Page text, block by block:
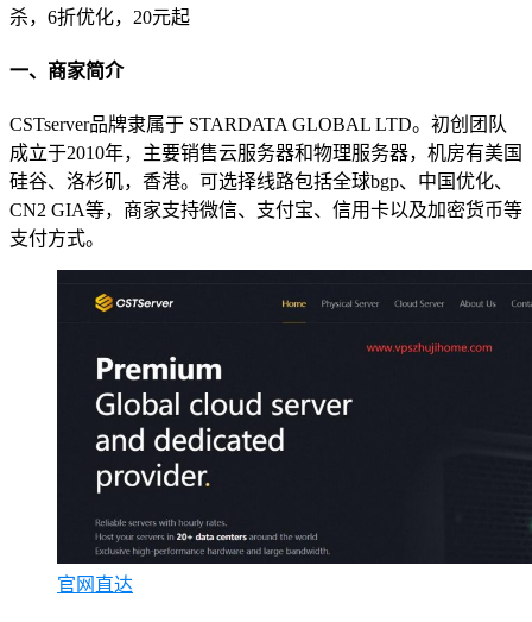
杀，6折优化，20元起
一、商家简介
CSTserver品牌隶属于 STARDATA GLOBAL LTD。初创团队
成立于2010年，主要销售云服务器和物理服务器，机房有美国
硅谷、洛杉矶，香港。可选择线路包括全球bgp、中国优化、
CN2 GIA等，商家支持微信、支付宝、信用卡以及加密货币等
支付方式。
官网直达